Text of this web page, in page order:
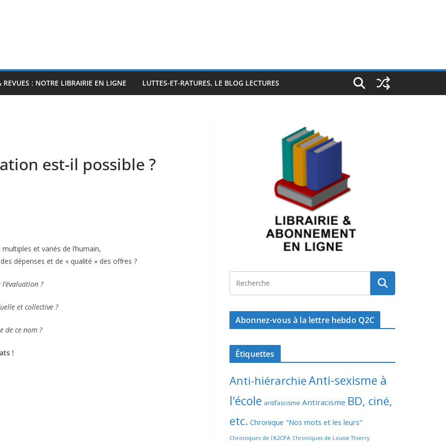
REVUES : NOTRE LIBRAIRIE EN LIGNE LUTTES-ET-RATURES, LE BLOG LECTURES
est-il possible ?
et variés de l’humain,
dépenses et de « qualité » des offres ?
?
et collective ?
de ce nom ?
!
Abonnez-vous à la lettre hebdo Q2C
Étiquettes
Anti-hiérarchieAnti-sexisme à
l'école antifascisme Antiracisme BD, ciné,
etc. Chronique "Nos mots et les leurs"
Chroniques de l'A2CPA Chroniques de Louise Thierry